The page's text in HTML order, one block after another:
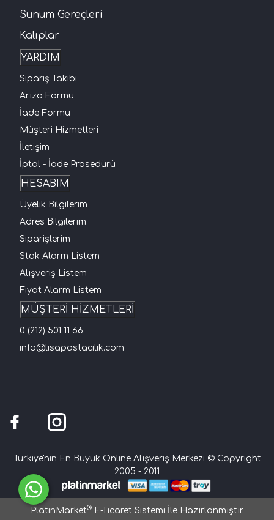
Sunum Gereçleri
Kalıplar
YARDIM
Sipariş Takibi
Arıza Formu
İade Formu
Müşteri Hizmetleri
İletişim
İptal - İade Prosedürü
HESABIM
Üyelik Bilgilerim
Adres Bilgilerim
Siparişlerim
Stok Alarm Listem
Alışveriş Listem
Fiyat Alarm Listem
MÜŞTERİ HİZMETLERİ
0 (212) 501 11 66
info@lisapastacilik.com
Türkiye'nin En Büyük Online Alışveriş Merkezi © Copyright
2005 - 2011
PlatinMarket®E-Ticaret Sistemi İle Hazırlanmıştır.